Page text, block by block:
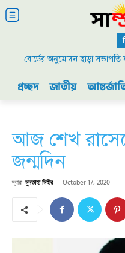
বোর্ডের অনুমোদন ছাড়া সভাপতি
২০০৯ এর বিডিআর
প্রচ্ছদ জাতীয়
আজ শেখ
জন্মদিন
দ্বারা মুনতাহা মিহীর - October 17, 2020